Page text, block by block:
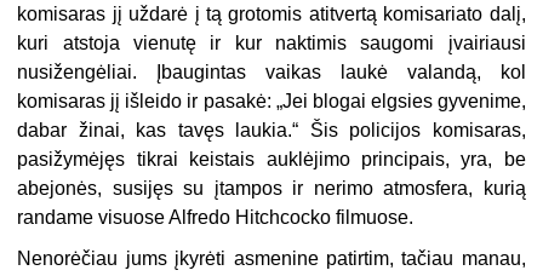
komisaras jį uždarė į tą grotomis atitvertą komisariato dalį,
kuri atstoja vienutę ir kur naktimis saugomi įvairiausi
nusižengėliai. Įbaugintas vaikas laukė valandą, kol
komisaras jį išleido ir pasakė: „Jei blogai elgsies gyvenime,
dabar žinai, kas tavęs laukia.“ Šis policijos komisaras,
pasižymėjęs tikrai keistais auklėjimo principais, yra, be
abejonės, susijęs su įtampos ir nerimo atmosfera, kurią
randame visuose Alfredo Hitchcocko filmuose.
Nenorėčiau jums įkyrėti asmenine patirtim, tačiau manau,